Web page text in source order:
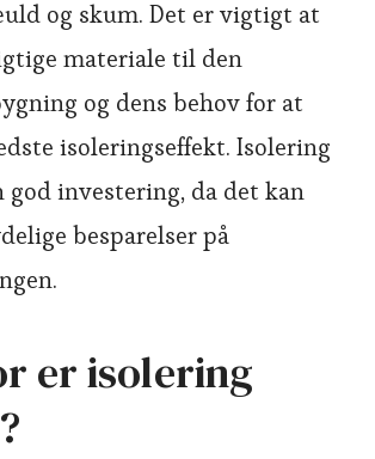
og skum. Det er vigtigt at
materiale til den
og dens behov for at
isoleringseffekt. Isolering
god investering, da det kan
besparelser på
er isolering